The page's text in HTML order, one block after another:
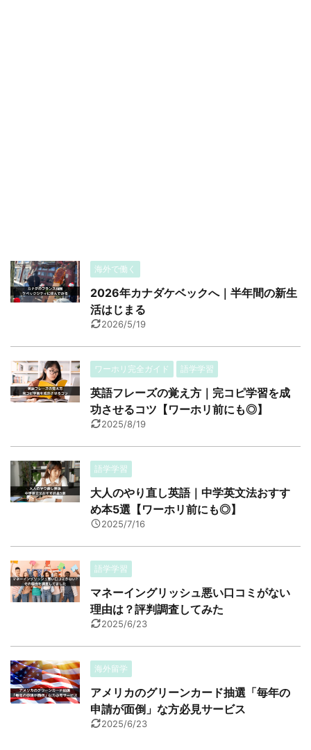
海外で働く
2026年カナダケベックへ｜半年間の新生
活はじまる
2026/5/19
ワーホリ完全ガイド 語学学習
英語フレーズの覚え方｜完コピ学習を成
功させるコツ【ワーホリ前にも◎】
2025/8/19
語学学習
大人のやり直し英語｜中学英文法おすす
め本5選【ワーホリ前にも◎】
2025/7/16
語学学習
マネーイングリッシュ悪い口コミがない
理由は？評判調査してみた
2025/6/23
海外留学
アメリカのグリーンカード抽選「毎年の
申請が面倒」な方必見サービス
2025/6/23